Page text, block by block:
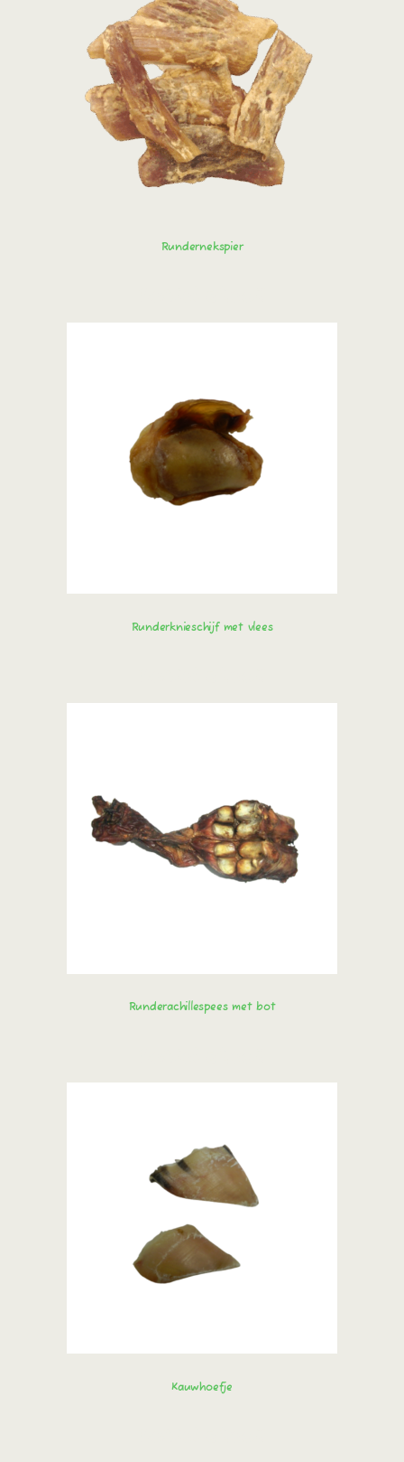
Rundernekspier
Runderknieschijf met vlees
Runderachillespees met bot
Kauwhoefje